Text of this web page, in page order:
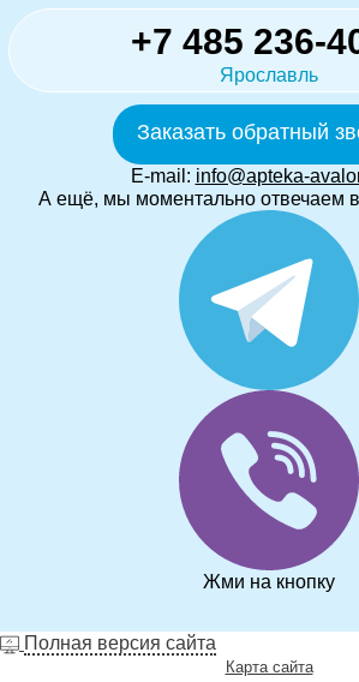
+7 485 236-
Ярославль
Заказать обратный
E-mail: info@apteka-
А ещё, мы моментально отвечаем
Жми на кнопку
Полная версия сайта
Карта сайта